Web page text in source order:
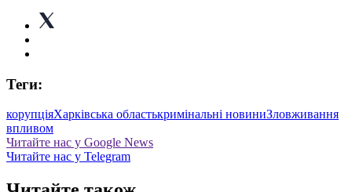
Теги:
корупціяХарківська областькримінальні новиниЗловживання
впливом
Читайте нас у Google News
Читайте нас у Telegram